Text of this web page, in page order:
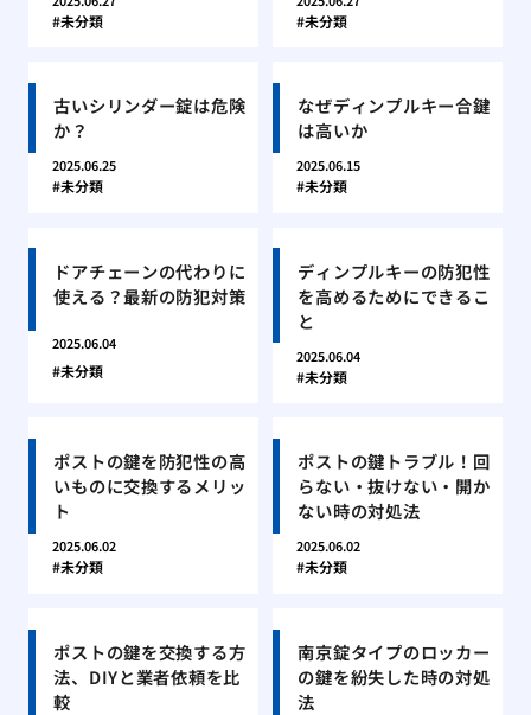
未分類 未分類
古いシリンダー錠は危険
か？
2025.06.25
未分類
なぜディンプルキー合鍵
は高いか
2025.06.15
未分類
ドアチェーンの代わりに
使える？最新の防犯対策
2025.06.04
未分類
ディンプルキーの防犯性
を高めるためにできるこ
と
2025.06.04
未分類
ポストの鍵を防犯性の高
いものに交換するメリッ
ト
2025.06.02
未分類
ポストの鍵トラブル！回
らない・抜けない・開か
ない時の対処法
2025.06.02
未分類
ポストの鍵を交換する方
法、DIYと業者依頼を比
較
南京錠タイプのロッカー
の鍵を紛失した時の対処
法